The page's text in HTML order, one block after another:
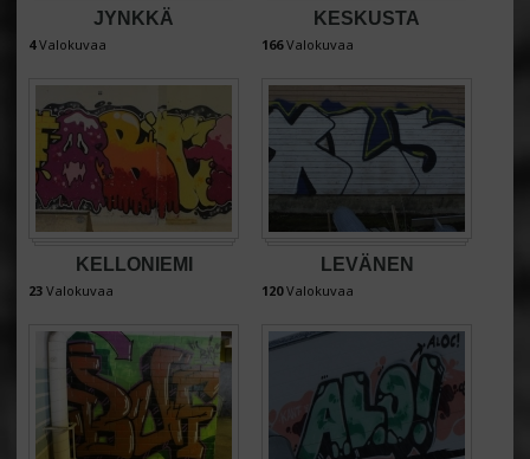
JYNKKÄ
4Valokuvaa
KESKUSTA
166Valokuvaa
KELLONIEMI
23 Valokuvaa
LEVÄNEN
120Valokuvaa